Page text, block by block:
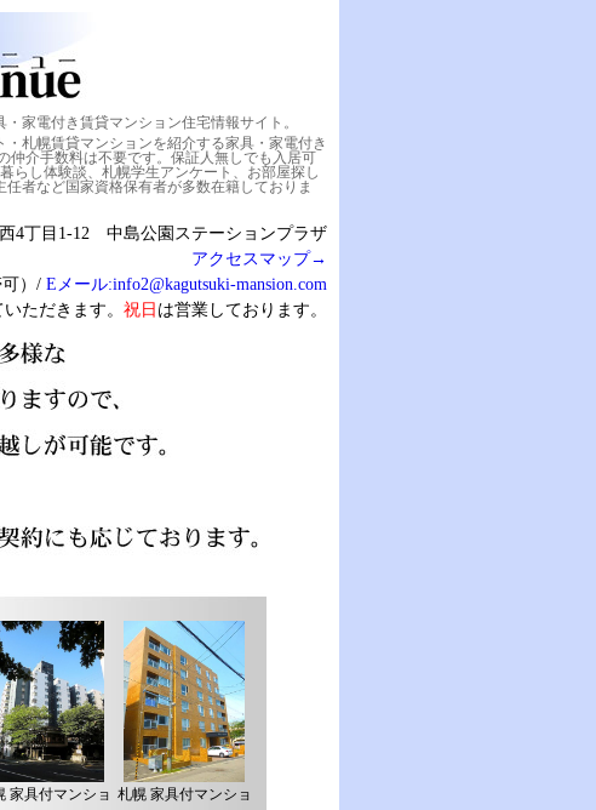
家電付き賃貸マンション住宅情報サイト。
札幌賃貸マンションを紹介する家具・家電付き
仲介手数料は不要です。保証人無しでも入居可
らし体験談、札幌学生アンケート、お部屋探し
者など国家資格保有者が多数在籍しておりま
4丁目1-12 中島公園ステーションプラザ
アクセスマップ→
可）/ Eメール:info2@kagutsuki-mansion.com
ただきます。 祝日 は営業しております。
家具付マンショ 札幌 家具付マンショ